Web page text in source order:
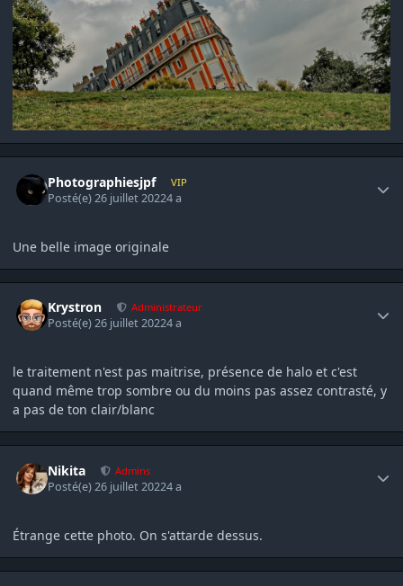
Photographiesjpf VIP
Posté(e)26 juillet 20224 a
Une belle image originale
Krystron Administrateur
Posté(e)26 juillet 20224 a
le traitement n'est pas maitrise, présence de halo et c'est
quand même trop sombre ou du moins pas assez contrasté, y
a pas de ton clair/blanc
Nikita Admins
Posté(e)26 juillet 20224 a
Étrange cette photo. On s'attarde dessus.